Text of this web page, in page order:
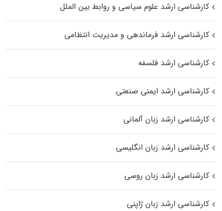
کارشناسی ارشد علوم سیاسی و روابط بین الملل
کارشناسی ارشد فرماندهی و مدیریت انتظامی
کارشناسی ارشد فلسفه
کارشناسی ارشد ایمنی صنعتی
کارشناسی ارشد زبان آلمانی
کارشناسی ارشد زبان انگلیسی
کارشناسی ارشد زبان روسی
کارشناسی ارشد زبان ژاپنی